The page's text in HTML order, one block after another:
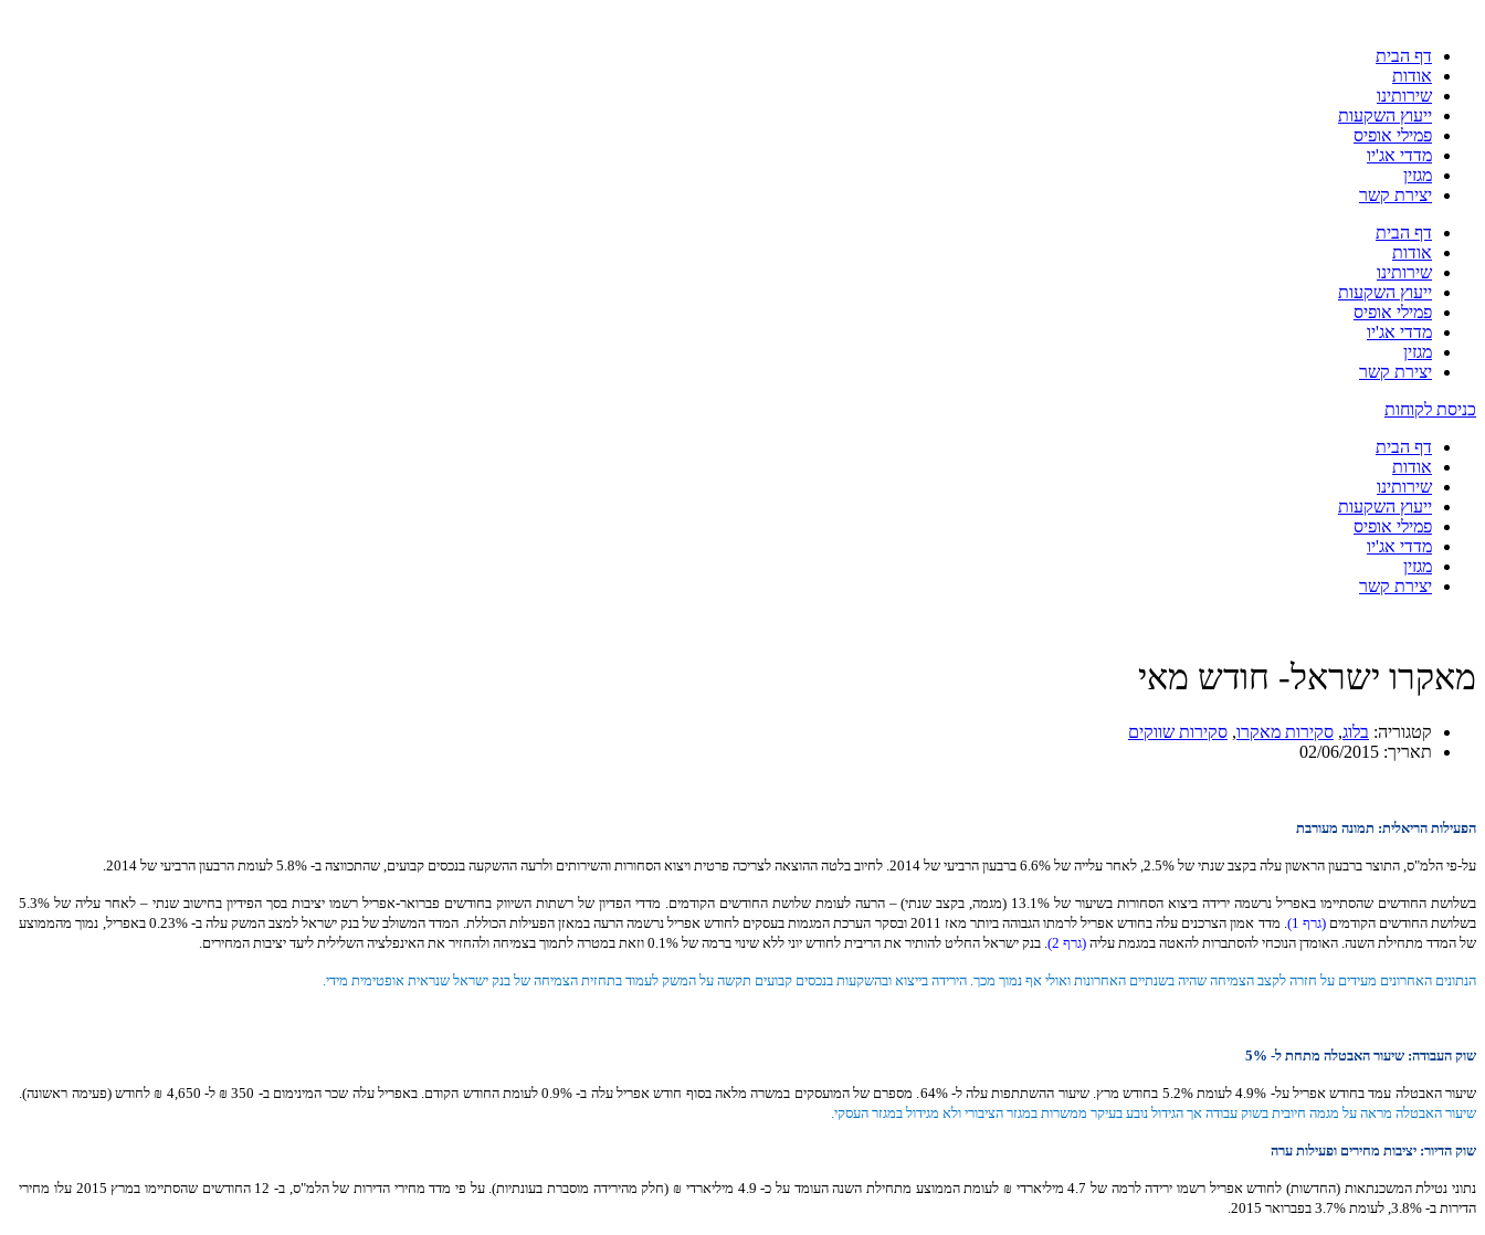
דף הבית
אודות
שירותינו
ייעוץ השקעות
פמילי אופיס
מדדי אג'יו
מגזין
יצירת קשר
דף הבית
אודות
שירותינו
ייעוץ השקעות
פמילי אופיס
מדדי אג'יו
מגזין
יצירת קשר
כניסת לקוחות
דף הבית
אודות
שירותינו
ייעוץ השקעות
פמילי אופיס
מדדי אג'יו
מגזין
יצירת קשר
מאקרו ישראל- חודש מאי
קטגוריה: בלוג, סקירות מאקרו, סקירות שווקים
תאריך: 02/06/2015
הפעילות הריאלית: תמונה מעורבת
על-פי הלמ"ס, התוצר ברבעון הראשון עלה בקצב שנתי של 2.5%, לאחר עלייה של 6.6% ברבעון הרביעי של 2014. לחיוב בלטה ההוצאה לצריכה פרטית ויצוא הסחורות והשירותים ולרעה ההשקעה בנכסים קבועים, שהתכווצה ב- 5.8% לעומת הרבעון הרביעי של 2014.
בשלושת החודשים שהסתיימו באפריל נרשמה ירידה ביצוא הסחורות בשיעור של 13.1% (מגמה, בקצב שנתי) – הרעה לעומת שלושת החודשים הקודמים. מדדי הפדיון של רשתות השיווק בחודשים פברואר-אפריל רשמו יציבות בסך הפידיון בחישוב שנתי – לאחר עליה של 5.3%
בשלושת החודשים הקודמים(גרף 1)
. מדד אמון הצרכנים עלה בחודש אפריל לרמתו הגבוהה ביותר מאז 2011 ובסקר הערכת המגמות בעסקים לחודש אפריל נרשמה הרעה במאזן הפעילות הכוללת. המדד המשולב של בנק ישראל למצב המשק עלה ב- 0.23% באפריל, נמוך מהממוצע
של המדד מתחילת השנה. האומדן הנוכחי להסתברות להאטה במגמת עליה (גרף 2) . בנק ישראל החליט להותיר את הריבית לחודש יוני ללא שינוי ברמה של 0.1% וזאת במטרה לתמוך בצמיחה ולהחזיר את האינפלציה השלילית ליעד יציבות המחירים.
הנתונים האחרונים מעידים על חזרה לקצב הצמיחה שהיה בשנתיים האחרונות ואולי אף נמוך מכך. הירידה בייצוא ובהשקעות בנכסים קבועים תקשה על המשק לעמוד בתחזית הצמיחה של בנק ישראל שנראית אופטימית מידי.
שוק העבודה: שיעור האבטלה מתחת ל- 5%
שיעור האבטלה עמד בחודש אפריל על- 4.9% לעומת 5.2% בחודש מרץ. שיעור ההשתתפות עלה ל- 64%. מספרם של המועסקים במשרה מלאה בסוף חודש אפריל עלה ב- 0.9% לעומת החודש הקודם. באפריל עלה שכר המינימום ב- 350 ₪ ל- 4,650 ₪ לחודש (פעימה ראשונה).
שיעור האבטלה מראה על מגמה חיובית בשוק עבודה אך הגידול נובע בעיקר ממשרות במגזר הציבורי ולא מגידול במגזר העסקי.
שוק הדיור: יציבות מחירים ופעילות ערה
נתוני נטילת המשכנתאות (החדשות) לחודש אפריל רשמו ירידה לרמה של 4.7 מיליארדי ₪ לעומת הממוצע מתחילת השנה העומד על כ- 4.9 מיליארדי ₪ (חלק מהירידה מוסברת בעונתיות). על פי מדד מחירי הדירות של הלמ"ס, ב- 12 החודשים שהסתיימו במרץ 2015 עלו מחירי
הדירות ב- 3.8%, לעומת 3.7% בפברואר 2015.